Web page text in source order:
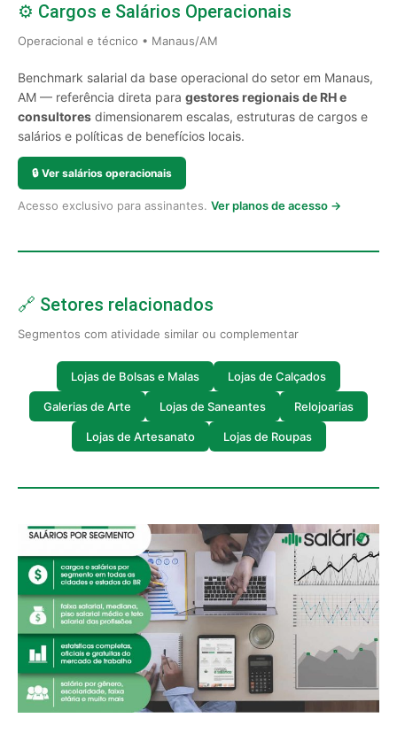
⚙️ Cargos e Salários Operacionais
Operacional e técnico • Manaus/AM
Benchmark salarial da base operacional do setor em Manaus,
AM — referência direta para gestores regionais de RH e
consultores dimensionarem escalas, estruturas de cargos e
salários e políticas de benefícios locais.
🔒 Ver salários operacionais
Acesso exclusivo para assinantes. Ver planos de acesso →
🔗 Setores relacionados
Segmentos com atividade similar ou complementar
Lojas de Bolsas e Malas Lojas de Calçados
Galerias de Arte Lojas de Saneantes Relojoarias
Lojas de Artesanato Lojas de Roupas